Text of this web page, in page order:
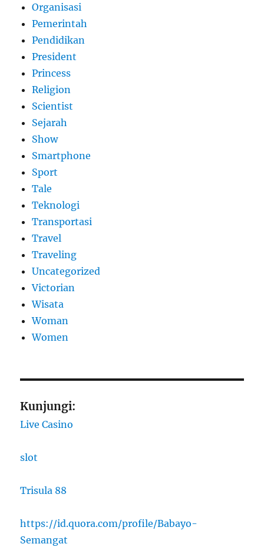
Organisasi
Pemerintah
Pendidikan
President
Princess
Religion
Scientist
Sejarah
Show
Smartphone
Sport
Tale
Teknologi
Transportasi
Travel
Traveling
Uncategorized
Victorian
Wisata
Woman
Women
Kunjungi:
Live Casino
slot
Trisula 88
https://id.quora.com/profile/Babayo-
Semangat